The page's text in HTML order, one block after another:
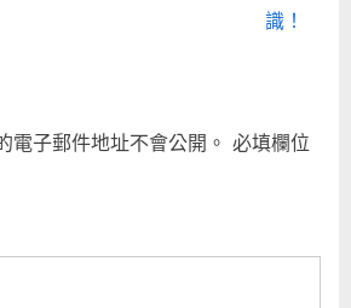
識！
電子郵件地址不會公開。 必填欄位